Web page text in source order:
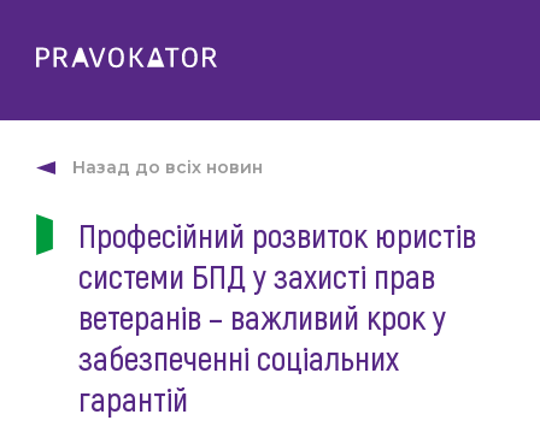
Про клуб
PRAVOKATOR.Київ
PRAVOKATOR.Одеса
Напрямки діяльності
Заходи
Майбутні
Новини
Події
Статті
Напрацювання та продукти
Контакти
Назад до всіх новин
Професійний розвиток юристів
системи БПД у захисті прав
ветеранів – важливий крок у
забезпеченні соціальних
гарантій